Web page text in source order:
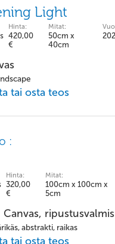
Light
Hinta:
420,00
€
Mitat:
50cm x
40cm
tai osta teos
:
Hinta:
320,00
€
Mitat:
100cm x 100cm x
5cm
ripustusvalmis
abstrakti, raikas
tai osta teos